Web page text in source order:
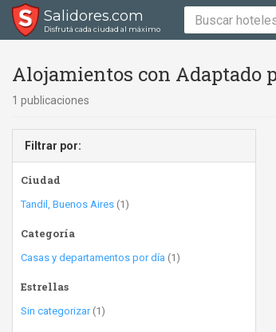
Salidores.com
Disfrutá cada ciudad al máximo
Alojamientos con Adaptado
1 publicaciones
Filtrar por:
Ciudad
Tandil, Buenos Aires (1)
Categoría
Casas y departamentos por día (1)
Estrellas
Sin categorizar(1)